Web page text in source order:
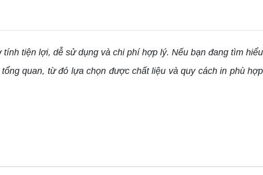
tiện lợi, dễ sử dụng và chi phí hợp lý. Nếu bạn đang tìm hiểu
quan, từ đó lựa chọn được chất liệu và quy cách in phù hợp